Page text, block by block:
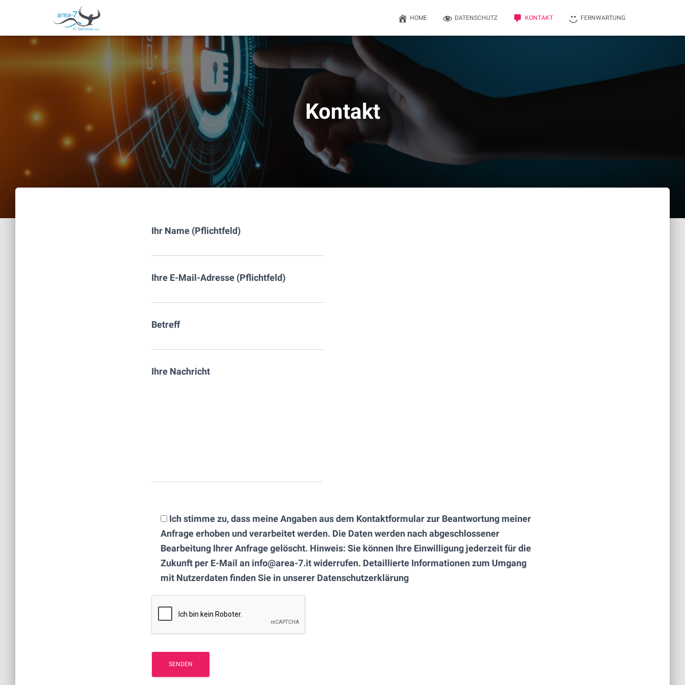
HOME DATENSCHUTZ KONTAKT FERNWARTUNG
Kontakt
Ihr Name (Pflichtfeld)
Ihre E-Mail-Adresse (Pflichtfeld)
Betreff
Ihre Nachricht
Ich stimme zu, dass meine Angaben aus dem Kontaktformular zur Beantwortung meiner
Anfrage erhoben und verarbeitet werden. Die Daten werden nach abgeschlossener
Bearbeitung Ihrer Anfrage gelöscht. Hinweis: Sie können Ihre Einwilligung jederzeit für die
Zukunft per E-Mail an info@area-7.it widerrufen. Detaillierte Informationen zum Umgang
mit Nutzerdaten finden Sie in unserer Datenschutzerklärung